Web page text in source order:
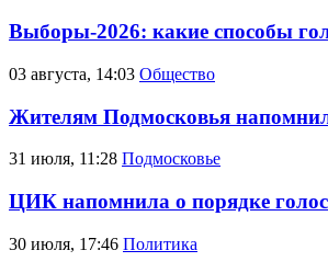
Выборы-2026: какие способы
03 августа, 14:03 Общество
Жителям Подмосковья
31 июля, 11:28 Подмосковье
ЦИК напомнила о порядке
30 июля, 17:46 Политика